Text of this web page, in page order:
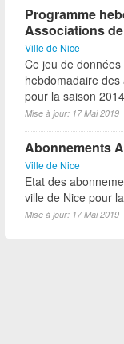
Programme
Associations
Ville de Nice
Ce jeu de
hebdomadaire
pour la saison
Mise à jour: 17 Mai 2019
Abonnements
Ville de Nice
Etat des
ville de Nice pour
Mise à jour: 17 Mai 2019